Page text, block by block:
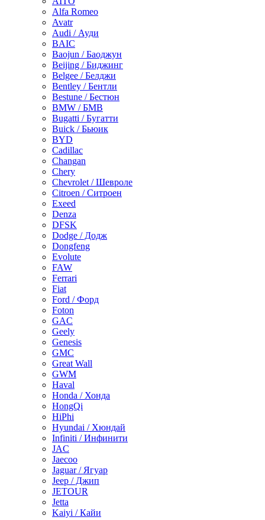
Alfa Romeo
Avatr
Audi / Ауди
BAIC
Baojun / Баоджун
Beijing / Биджинг
Belgee / Белджи
Bentley / Бентли
Bestune / Бестюн
BMW / БМВ
Bugatti / Бугатти
Buick / Бьюик
BYD
Cadillac
Changan
Chery
Chevrolet / Шевроле
Citroen / Ситроен
Exeed
Denza
DFSK
Dodge / Додж
Dongfeng
Evolute
FAW
Ferrari
Fiat
Ford / Форд
Foton
GAC
Geely
Genesis
GMC
Great Wall
GWM
Haval
Honda / Хонда
HongQi
HiPhi
Hyundai / Хюндай
Infiniti / Инфинити
JAC
Jaecoo
Jaguar / Ягуар
Jeep / Джип
JETOUR
Jetta
Kaiyi / Кайи